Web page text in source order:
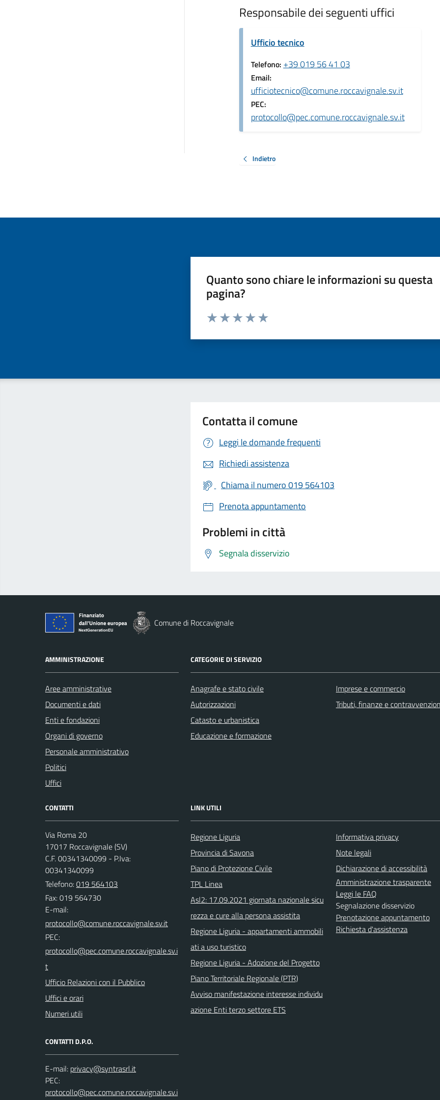
Responsabile dei seguenti uffici
Ufficio tecnico
Telefono: +39 019 56 41 03
Email:
ufficiotecnico@comune.roccavignale.sv.it
PEC:
protocollo@pec.comune.roccavignale.sv.it
Indietro
Quanto sono chiare le informazioni su questa
pagina?
Valuta da 1 a 5 stelle la pagina
Contatta il comune
Leggi le domande frequenti
Richiedi assistenza
Chiama il numero 019 564103
Prenota appuntamento
Problemi in città
Segnala disservizio
Comune di Roccavignale
AMMINISTRAZIONE
Aree amministrative
Documenti e dati
Enti e fondazioni
Organi di governo
Personale amministrativo
Politici
Uffici
CATEGORIE DI SERVIZIO
Anagrafe e stato civile
Autorizzazioni
Catasto e urbanistica
Educazione e formazione
Imprese e commercio
Tributi, finanze e
CONTATTI
Via Roma 20
17017 Roccavignale (SV)
C.F. 00341340099 - P.Iva:
00341340099
Telefono:019 564103
Fax: 019 564730
E-mail:
PEC:
Ufficio Relazioni con il Pubblico
Uffici e orari
Numeri utili
CONTATTI D.P.O.
E-mail:
PEC:
LINK UTILI
Regione Liguria
Provincia di Savona
Piano di Protezione Civile
TPL Linea
Asl2: 17.09.2021 giornata nazionale sicu
rezza e cure alla persona assistita
Regione Liguria - appartamenti ammobili
ati a uso turistico
Regione Liguria - Adozione del Progetto
Piano Territoriale Regionale (PTR)
Avviso manifestazione interesse individu
azione Enti terzo settore ETS
Informativa privacy
Note legali
Dichiarazione di accessibilità
Amministrazione trasparente
Leggi le FAQ
Segnalazione disservizio
Prenotazione appuntamento
Richiesta d'assistenza